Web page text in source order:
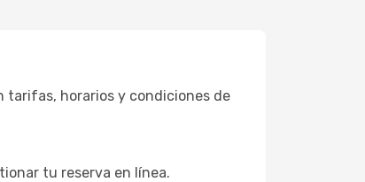
tarifas, horarios y condiciones de
tu reserva en línea.